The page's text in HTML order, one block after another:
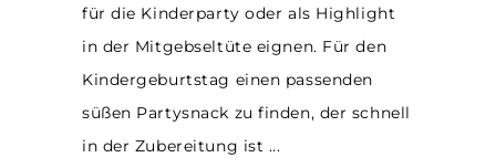
für die Kinderparty oder als Highlight
in der Mitgebseltüte eignen. Für den
Kindergeburtstag einen passenden
süßen Partysnack zu finden, der schnell
in der Zubereitung ist